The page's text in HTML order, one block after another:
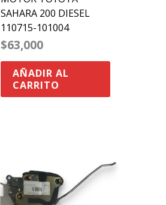
SAHARA 200 DIESEL
110715-101004
$63,000
AÑADIR AL
CARRITO